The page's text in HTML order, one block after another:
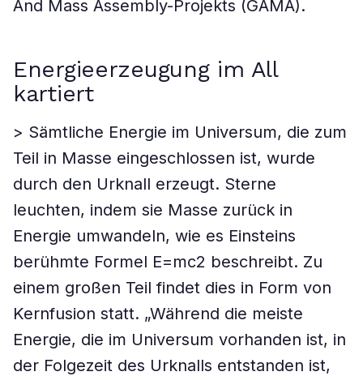
And Mass Assembly-Projekts (GAMA).
Energieerzeugung im All
kartiert
> Sämtliche Energie im Universum, die zum
Teil in Masse eingeschlossen ist, wurde
durch den Urknall erzeugt. Sterne
leuchten, indem sie Masse zurück in
Energie umwandeln, wie es Einsteins
berühmte Formel E=mc2 beschreibt. Zu
einem großen Teil findet dies in Form von
Kernfusion statt. „Während die meiste
Energie, die im Universum vorhanden ist, in
der Folgezeit des Urknalls entstanden ist,